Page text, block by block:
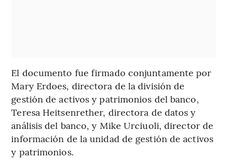
El documento fue firmado conjuntamente por
Mary Erdoes, directora de la división de
gestión de activos y patrimonios del banco,
Teresa Heitsenrether, directora de datos y
análisis del banco, y Mike Urciuoli, director de
información de la unidad de gestión de activos
y patrimonios.